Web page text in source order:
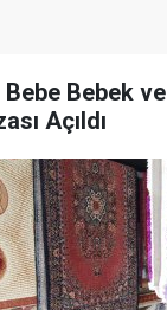
Bebek
Açıldı